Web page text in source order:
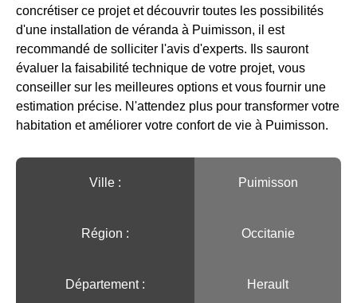
concrétiser ce projet et découvrir toutes les possibilités
d'une installation de véranda à Puimisson, il est
recommandé de solliciter l'avis d'experts. Ils sauront
évaluer la faisabilité technique de votre projet, vous
conseiller sur les meilleures options et vous fournir une
estimation précise. N'attendez plus pour transformer votre
habitation et améliorer votre confort de vie à Puimisson.
Ville :️ Puimisson
Région :️ Occitanie
Département : Herault